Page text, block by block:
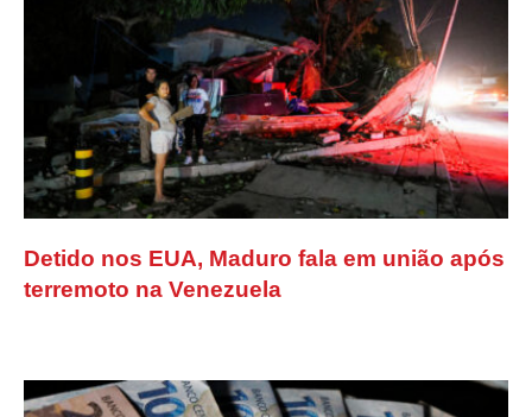
Detido nos EUA, Maduro fala em união após
terremoto na Venezuela